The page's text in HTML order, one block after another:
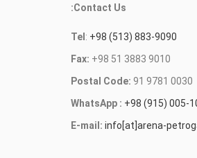
Contact Us:
Tel : +98 (513) 883-9090
Fax: +98 51 3883 9010
Postal Code: 91 9781 0030
WhatsApp : +98 (915) 005-
E-mail: info[at]arena-